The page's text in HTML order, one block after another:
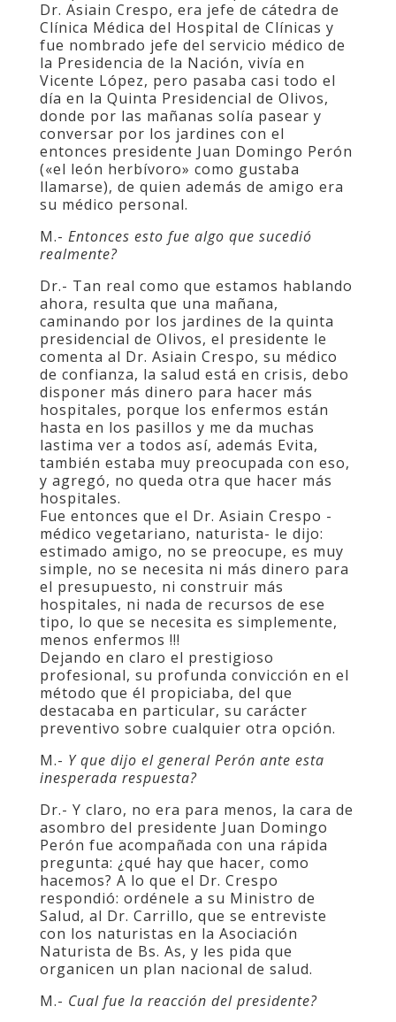
Dr. Asiain Crespo, era jefe de cátedra de
Clínica Médica del Hospital de Clínicas y
fue nombrado jefe del servicio médico de
la Presidencia de la Nación, vivía en
Vicente López, pero pasaba casi todo el
día en la Quinta Presidencial de Olivos,
donde por las mañanas solía pasear y
conversar por los jardines con el
entonces presidente Juan Domingo Perón
(«el león herbívoro» como gustaba
llamarse), de quien además de amigo era
su médico personal.
M.- Entonces esto fue algo que sucedió
realmente?
Dr.- Tan real como que estamos hablando
ahora, resulta que una mañana,
caminando por los jardines de la quinta
presidencial de Olivos, el presidente le
comenta al Dr. Asiain Crespo, su médico
de confianza, la salud está en crisis, debo
disponer más dinero para hacer más
hospitales, porque los enfermos están
hasta en los pasillos y me da muchas
lastima ver a todos así, además Evita,
también estaba muy preocupada con eso,
y agregó, no queda otra que hacer más
hospitales.
Fue entonces que el Dr. Asiain Crespo -
médico vegetariano, naturista- le dijo:
estimado amigo, no se preocupe, es muy
simple, no se necesita ni más dinero para
el presupuesto, ni construir más
hospitales, ni nada de recursos de ese
tipo, lo que se necesita es simplemente,
menos enfermos !!!
Dejando en claro el prestigioso
profesional, su profunda convicción en el
método que él propiciaba, del que
destacaba en particular, su carácter
preventivo sobre cualquier otra opción.
M.- Y que dijo el general Perón ante esta
inesperada respuesta?
Dr.- Y claro, no era para menos, la cara de
asombro del presidente Juan Domingo
Perón fue acompañada con una rápida
pregunta: ¿qué hay que hacer, como
hacemos? A lo que el Dr. Crespo
respondió: ordénele a su Ministro de
Salud, al Dr. Carrillo, que se entreviste
con los naturistas en la Asociación
Naturista de Bs. As, y les pida que
organicen un plan nacional de salud.
M.- Cual fue la reacción del presidente?